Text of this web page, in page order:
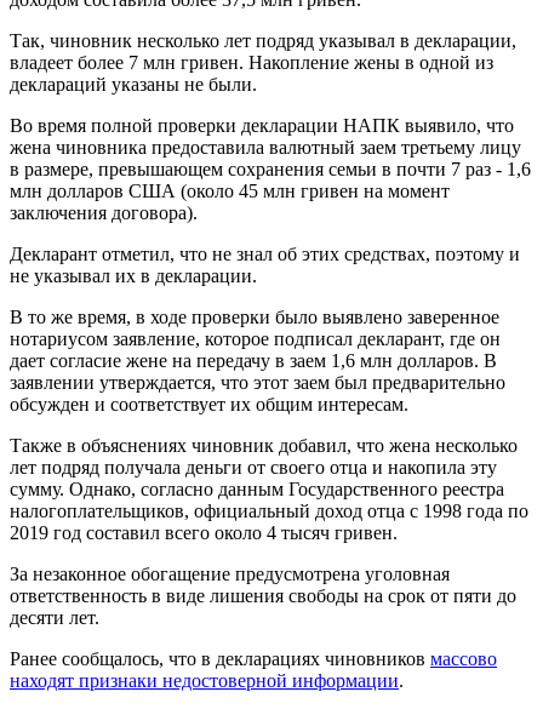
Так, чиновник несколько лет подряд указывал в декларации,
владеет более 7 млн ​​гривен. Накопление жены в одной из
деклараций указаны не были.
Во время полной проверки декларации НАПК выявило, что
жена чиновника предоставила валютный заем третьему лицу
в размере, превышающем сохранения семьи в почти 7 раз - 1,6
млн долларов США (около 45 млн гривен на момент
заключения договора).
Декларант отметил, что не знал об этих средствах, поэтому и
не указывал их в декларации.
В то же время, в ходе проверки было выявлено заверенное
нотариусом заявление, которое подписал декларант, где он
дает согласие жене на передачу в заем 1,6 млн долларов. В
заявлении утверждается, что этот заем был предварительно
обсужден и соответствует их общим интересам.
Также в объяснениях чиновник добавил, что жена несколько
лет подряд получала деньги от своего отца и накопила эту
сумму. Однако, согласно данным Государственного реестра
налогоплательщиков, официальный доход отца с 1998 года по
2019 год составил всего около 4 тысяч гривен.
За незаконное обогащение предусмотрена уголовная
ответственность в виде лишения свободы на срок от пяти до
десяти лет.
Ранее сообщалось, что в декларациях чиновников массово
находят признаки недостоверной информации.